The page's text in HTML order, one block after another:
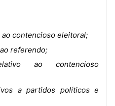
contencioso eleitoral;
referendo;
ao contencioso
a partidos políticos e